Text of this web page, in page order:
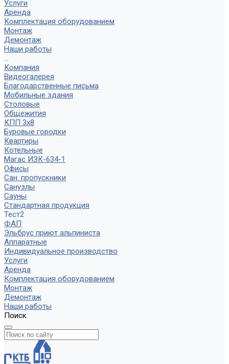
Услуги
Аренда
Комплектация оборудованием
Монтаж
Демонтаж
Наши работы
...
Компания
Видеогалерея
Благодарственные письма
Мобильные здания
Столовые
Общежития
КПП 3х8
Буровые городки
Квартиры
Котельные
Магас ИЗК-634-1
Офисы
Сан. пропускники
Санузлы
Сауны
Стандартная продукция
Тест2
ФАП
Эльбрус приют альпиниста
Аппаратные
Индивидуальное производство
Услуги
Аренда
Комплектация оборудованием
Монтаж
Демонтаж
Наши работы
Поиск